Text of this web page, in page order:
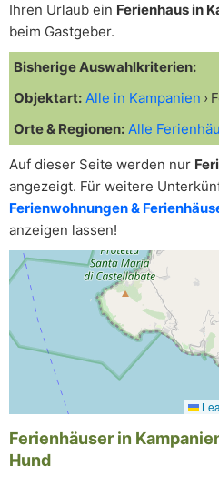
Ihren Urlaub ein Ferienhaus in
beim Gastgeber.
Bisherige Auswahlkriterien:
Objektart: Alle in Kampanien
Orte & Regionen: Alle
Auf dieser Seite werden nur
angezeigt. Für weitere
Ferienwohnungen &
anzeigen lassen!
Ferienhäuser in
Hund